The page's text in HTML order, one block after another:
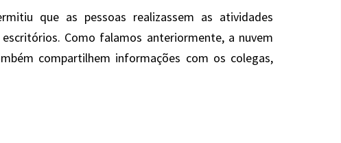
que as pessoas realizassem as atividades
Como falamos anteriormente, a nuvem
compartilhem informações com os colegas,